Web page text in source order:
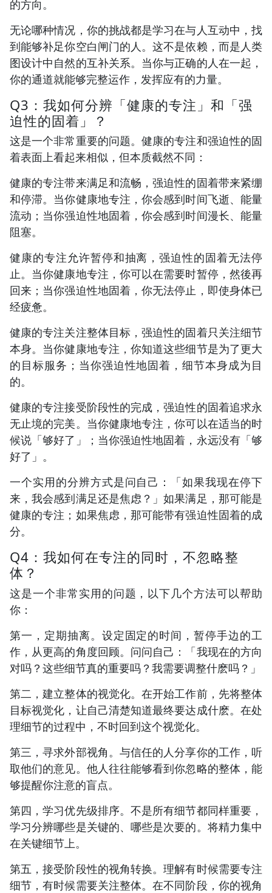
的方向。
无论哪种情况，你的挑战都是学习在与人互动中，找
到能够补足你空白闸门的人。这不是依赖，而是人类
图设计中自然的互补关系。当你与正确的人在一起，
你的通道就能够完整运作，发挥应有的力量。
Q3：我如何分辨「健康的专注」和「强
迫性的固着」？
这是一个非常重要的问题。健康的专注和强迫性的固
着表面上看起来相似，但本质截然不同：
健康的专注带来满足和流畅，强迫性的固着带来紧绷
和停滞。当你健康地专注，你会感到时间飞逝、能量
流动；当你强迫性地固着，你会感到时间漫长、能量
阻塞。
健康的专注允许暂停和抽离，强迫性的固着无法停
止。当你健康地专注，你可以在需要时暂停，然後再
回来；当你强迫性地固着，你无法停止，即使身体已
经疲惫。
健康的专注关注整体目标，强迫性的固着只关注细节
本身。当你健康地专注，你知道这些细节是为了更大
的目标服务；当你强迫性地固着，细节本身成为目
的。
健康的专注接受阶段性的完成，强迫性的固着追求永
无止境的完美。当你健康地专注，你可以在适当的时
候说「够好了」；当你强迫性地固着，永远没有「够
好了」。
一个实用的分辨方式是问自己：「如果我现在停下
来，我会感到满足还是焦虑？」如果满足，那可能是
健康的专注；如果焦虑，那可能带有强迫性固着的成
分。
Q4：我如何在专注的同时，不忽略整
体？
这是一个非常实用的问题，以下几个方法可以帮助
你：
第一，定期抽离。设定固定的时间，暂停手边的工
作，从更高的角度回顾。问问自己：「我现在的方向
对吗？这些细节真的重要吗？我需要调整什麽吗？」
第二，建立整体的视觉化。在开始工作前，先将整体
目标视觉化，让自己清楚知道最终要达成什麽。在处
理细节的过程中，不时回到这个视觉化。
第三，寻求外部视角。与信任的人分享你的工作，听
取他们的意见。他人往往能够看到你忽略的整体，能
够提醒你注意的盲点。
第四，学习优先级排序。不是所有细节都同样重要，
学习分辨哪些是关键的、哪些是次要的。将精力集中
在关键细节上。
第五，接受阶段性的视角转换。理解有时候需要专注
细节，有时候需要关注整体。在不同阶段，你的视角